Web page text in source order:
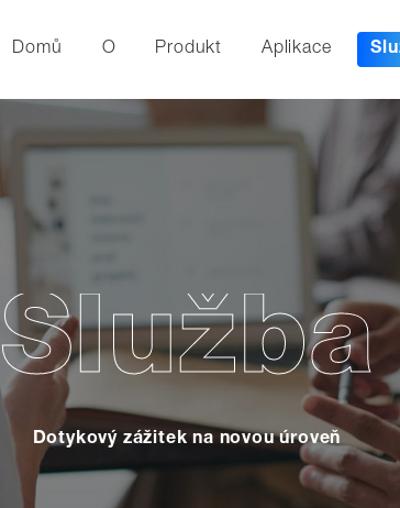
Domů O Produkt Aplikace
Služba
Dotykový zážitek na novou úroveň